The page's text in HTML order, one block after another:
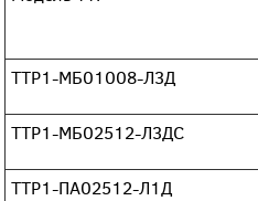
ТТР1-МБ01008-Л3Д
ТТР1-МБ02512-Л3ДС
ТТР1-ПА02512-Л1Д